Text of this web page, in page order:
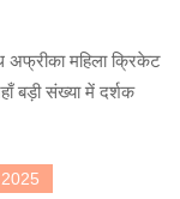
अफ्रीका महिला क्रिकेट
बड़ी संख्या में दर्शक
2025